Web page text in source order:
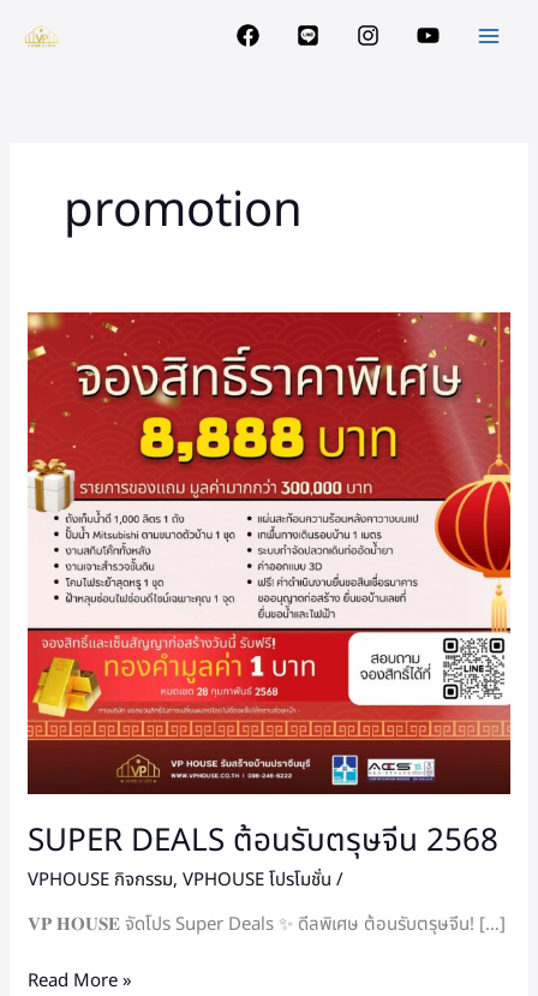
promotion
SUPER DEALS ต้อนรับตรุษจีน 2568
VPHOUSE กิจกรรม,VPHOUSE โปรโมชั่น /
𝐕𝐏 𝐇𝐎𝐔𝐒𝐄 จัดโปร Super Deals ✨ ดีลพิเศษ ต้อนรับตรุษจีน! […]
SUPER
DEALS
ต้อนรับ
จีน
2568
Read More »